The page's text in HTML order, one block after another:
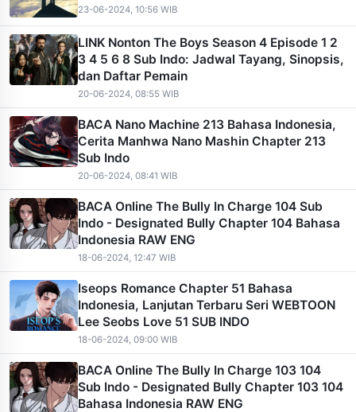
23-06-2024, 10:56 WIB
LINK Nonton The Boys Season 4 Episode 1 2
3 4 5 6 8 Sub Indo: Jadwal Tayang, Sinopsis,
dan Daftar Pemain
20-06-2024, 08:55 WIB
BACA Nano Machine 213 Bahasa Indonesia,
Cerita Manhwa Nano Mashin Chapter 213
Sub Indo
20-06-2024, 08:41 WIB
BACA Online The Bully In Charge 104 Sub
Indo - Designated Bully Chapter 104 Bahasa
Indonesia RAW ENG
18-06-2024, 12:47 WIB
Iseops Romance Chapter 51 Bahasa
Indonesia, Lanjutan Terbaru Seri WEBTOON
Lee Seobs Love 51 SUB INDO
18-06-2024, 09:00 WIB
BACA Online The Bully In Charge 103 104
Sub Indo - Designated Bully Chapter 103 104
Bahasa Indonesia RAW ENG